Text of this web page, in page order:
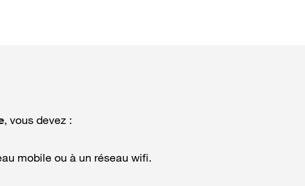
, vous devez :
mobile ou à un réseau wifi.